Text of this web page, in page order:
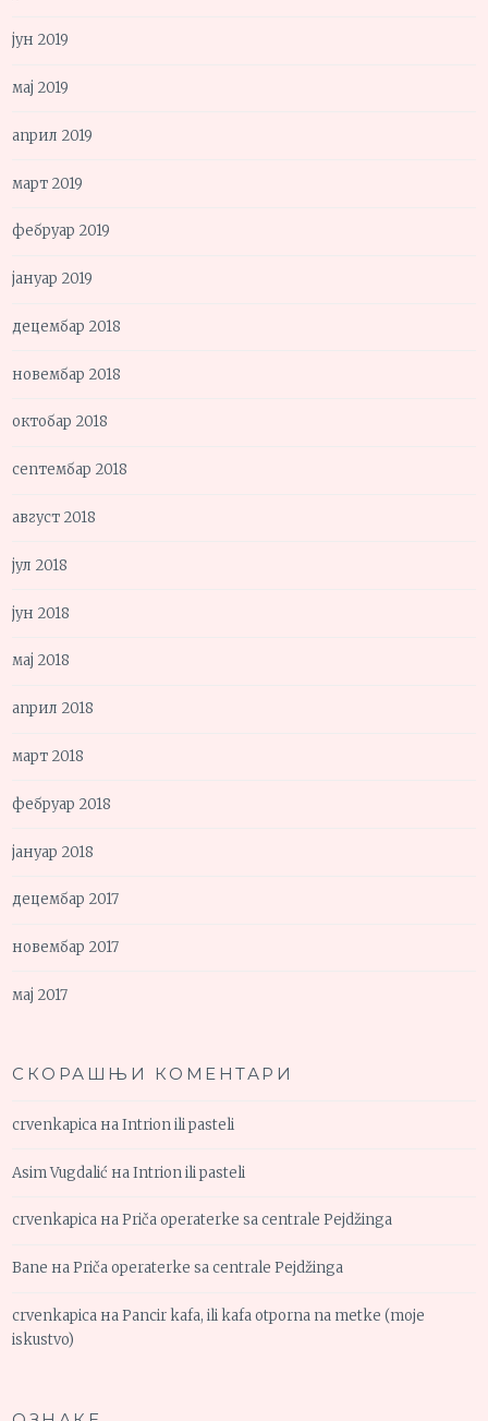
јун 2019
мај 2019
април 2019
март 2019
фебруар 2019
јануар 2019
децембар 2018
новембар 2018
октобар 2018
септембар 2018
август 2018
јул 2018
јун 2018
мај 2018
април 2018
март 2018
фебруар 2018
јануар 2018
децембар 2017
новембар 2017
мај 2017
СКОРАШЊИ КОМЕНТАРИ
crvenkapica наIntrion ili pasteli
Asim Vugdalić наIntrion ili pasteli
crvenkapica наPriča operaterke sa centrale Pejdžinga
Bane наPriča operaterke sa centrale Pejdžinga
crvenkapica наPancir kafa, ili kafa otporna na metke (moje
iskustvo)